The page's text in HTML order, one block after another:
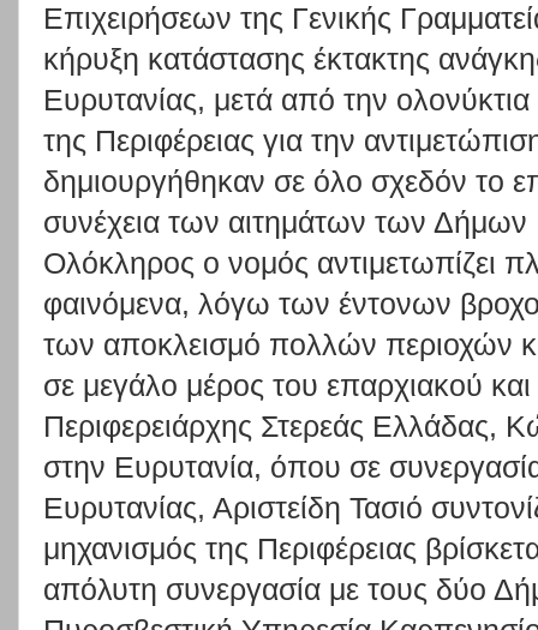
Επιχειρήσεων της Γενικής
κήρυξη κατάστασης έκτακτης
Ευρυτανίας, μετά από την
της Περιφέρειας για την
δημιουργήθηκαν σε όλο σχεδόν το
συνέχεια των αιτημάτων των
Ολόκληρος ο νομός αντιμετωπίζει
φαινόμενα, λόγω των έντονων
των αποκλεισμό πολλών περιοχών
σε μεγάλο μέρος του επαρχιακού
Περιφερειάρχης Στερεάς Ελλάδας,
στην Ευρυτανία, όπου σε
Ευρυτανίας, Αριστείδη Τασιό
μηχανισμός της Περιφέρειας
απόλυτη συνεργασία με τους δύο